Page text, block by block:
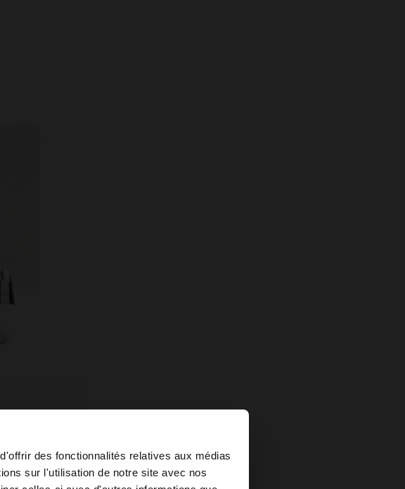
des fonctionnalités relatives aux médias
sur l'utilisation de notre site avec nos
×